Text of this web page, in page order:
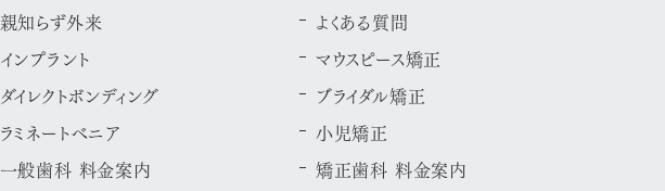
親知らず外来
インプラント
ダイレクトボンディング
ラミネートべニア
一般歯科 料金案内
よくある質問
マウスピース矯正
ブライダル矯正
小児矯正
矯正歯科 料金案内